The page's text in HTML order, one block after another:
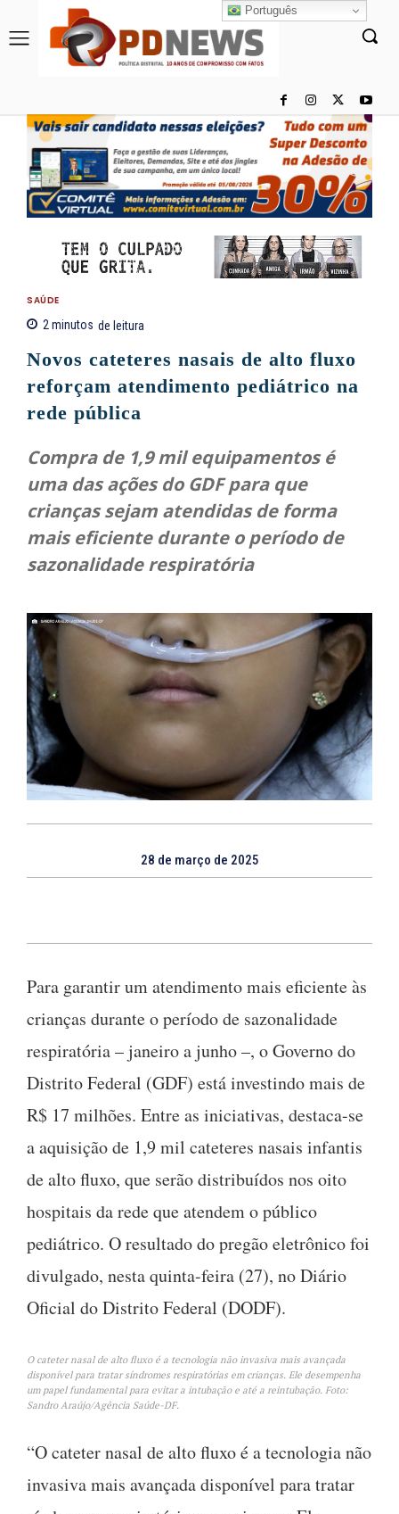
SAÚDE
2minutos de leitura
Novos cateteres nasais de alto fluxo
reforçam atendimento pediátrico na
rede pública
Compra de 1,9 mil equipamentos é
uma das ações do GDF para que
crianças sejam atendidas de forma
mais eficiente durante o período de
sazonalidade respiratória
28 de março de 2025
Para garantir um atendimento mais eficiente às
crianças durante o período de sazonalidade
respiratória – janeiro a junho –, o Governo do
Distrito Federal (GDF) está investindo mais de
R$ 17 milhões. Entre as iniciativas, destaca-se
a aquisição de 1,9 mil cateteres nasais infantis
de alto fluxo, que serão distribuídos nos oito
hospitais da rede que atendem o público
pediátrico. O resultado do pregão eletrônico foi
divulgado, nesta quinta-feira (27), no Diário
Oficial do Distrito Federal (DODF).
O cateter nasal de alto fluxo é a tecnologia não invasiva mais avançada
disponível para tratar síndromes respiratórias em crianças. Ele desempenha
um papel fundamental para evitar a intubação e até a reintubação. Foto:
Sandro Araújo/Agência Saúde-DF.
“O cateter nasal de alto fluxo é a tecnologia não
invasiva mais avançada disponível para tratar
Português